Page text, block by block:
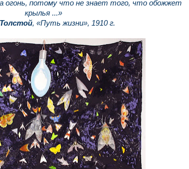
огонь, потому что не знает того, что обожжет
крылья ...»
, «Путь жизни», 1910 г.